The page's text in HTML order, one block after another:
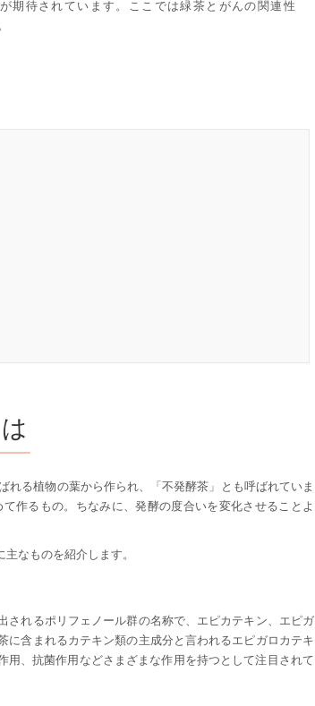
期待されています。ここでは緑茶とがんの関連性
る植物の葉から作られ、「不発酵茶」とも呼ばれていま
作るもの。ちなみに、発酵の度合いを変化させることよ
なものを紹介します。
れるポリフェノール群の名称で、エピカテキン、エピガ
に含まれるカテキン類の主成分と言われるエピガロカテキ
、抗菌作用などさまざまな作用を持つとして注目されて